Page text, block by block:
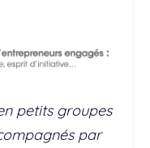
petits groupes
par